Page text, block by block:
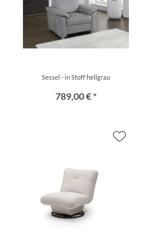
Sessel - in Stoff hellgrau
789,00 € *